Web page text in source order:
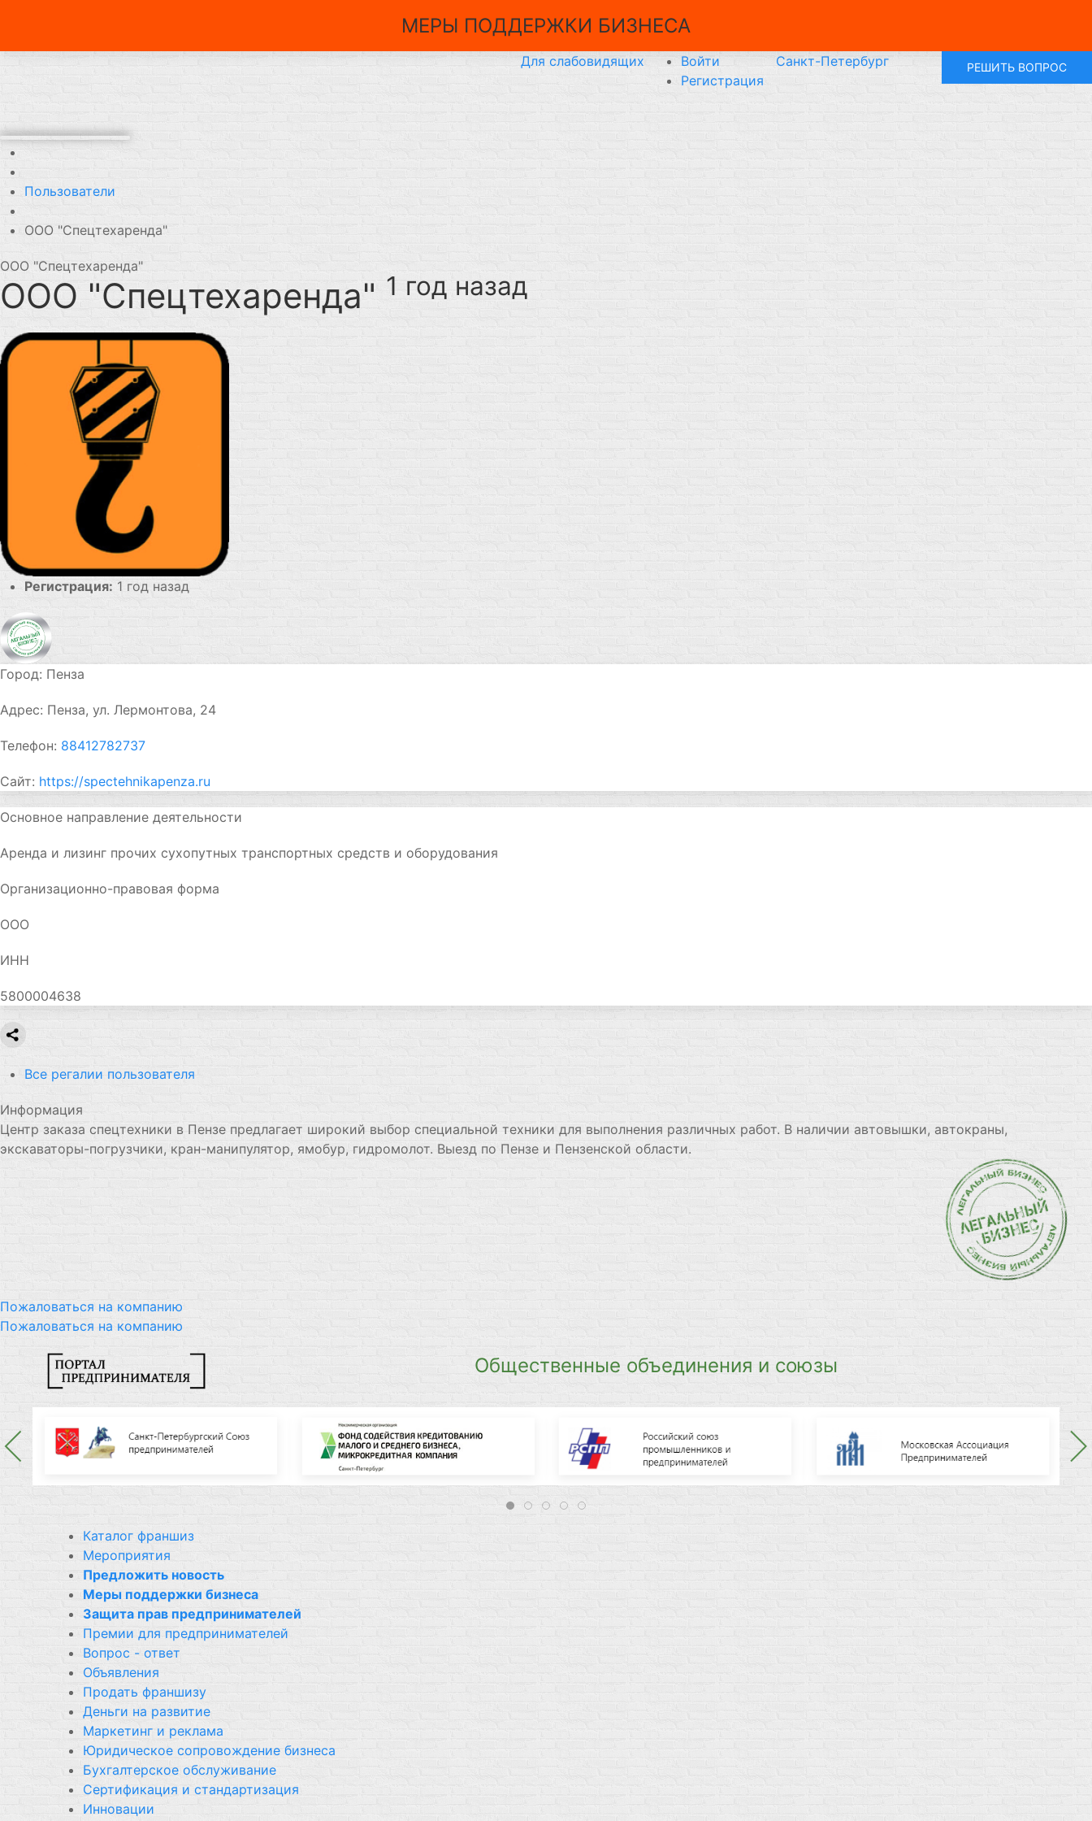
МЕРЫ ПОДДЕРЖКИ БИЗНЕСА
Для слабовидящих
Войти
Регистрация
Санкт-Петербург РЕШИТЬ ВОПРОС
Пользователи
ООО "Спецтехаренда"
ООО "Спецтехаренда"
ООО "Спецтехаренда" 1 год назад
Регистрация: 1 год назад
Город: Пенза
Адрес: Пенза, ул. Лермонтова, 24
Телефон: 88412782737
Сайт: https://spectehnikapenza.ru
Основное направление деятельности
Аренда и лизинг прочих сухопутных транспортных средств и оборудования
Организационно-правовая форма
ООО
ИНН
5800004638
Все регалии пользователя
Информация
Центр заказа спецтехники в Пензе предлагает широкий выбор специальной техники для выполнения различных работ. В наличии автовышки, автокраны,
экскаваторы-погрузчики, кран-манипулятор, ямобур, гидромолот. Выезд по Пензе и Пензенской области.
Пожаловаться на компанию
Пожаловаться на компанию
Общественные объединения и союзы
Каталог франшиз
Мероприятия
Предложить новость
Меры поддержки бизнеса
Защита прав предпринимателей
Премии для предпринимателей
Вопрос - ответ
Объявления
Продать франшизу
Деньги на развитие
Маркетинг и реклама
Юридическое сопровождение бизнеса
Бухгалтерское обслуживание
Сертификация и стандартизация
Инновации